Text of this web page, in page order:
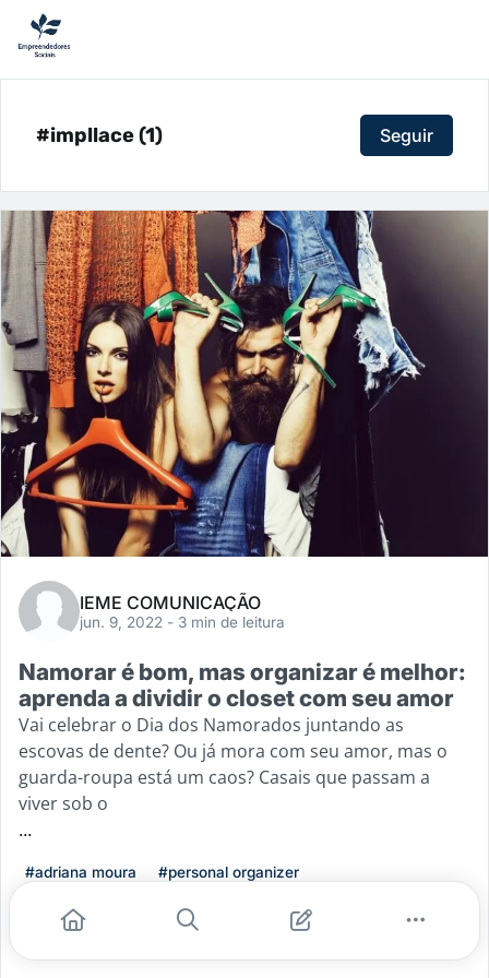
#impllace (1) Seguir
IEME COMUNICAÇÃO
jun. 9, 2022 - 3 min de leitura
Namorar é bom, mas organizar é melhor:
aprenda a dividir o closet com seu amor
Vai celebrar o Dia dos Namorados juntando as
escovas de dente? Ou já mora com seu amor, mas o
guarda-roupa está um caos? Casais que passam a
viver sob o
...
#adriana moura
#personal organizer
#organizacao profissional